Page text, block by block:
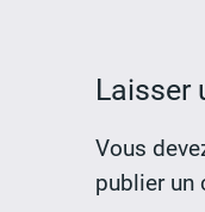
Laisser
Vous
publier un